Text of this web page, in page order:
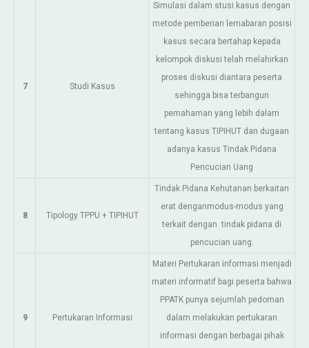
7 Studi Kasus
Simulasi dalam stusi kasus dengan
metode pemberian lemabaran posisi
kasus secara bertahap kepada
kelompok diskusi telah melahirkan
proses diskusi diantara peserta
sehingga bisa terbangun
pemahaman yang lebih dalam
tentang kasus TIPIHUT dan dugaan
adanya kasus Tindak Pidana
Pencucian Uang
8 Tipology TPPU + TIPIHUT
Tindak Pidana Kehutanan berkaitan
erat denganmodus-modus yang
terkait dengan tindak pidana di
pencucian uang.
9 Pertukaran Informasi
Materi Pertukaran informasi menjadi
materi informatif bagi peserta bahwa
PPATK punya sejumlah pedoman
dalam melakukan pertukaran
informasi dengan berbagai pihak